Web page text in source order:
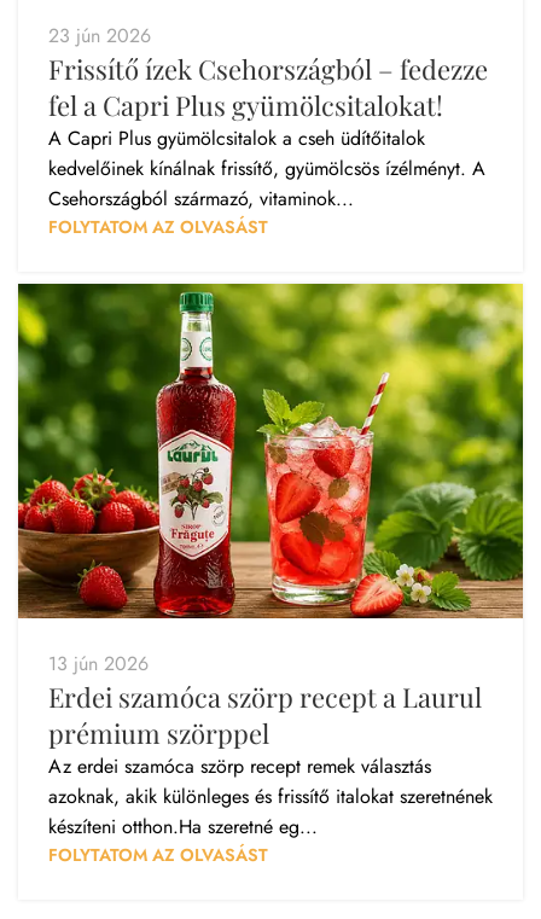
23 jún 2026
Frissítő ízek Csehországból – fedezze
fel a Capri Plus gyümölcsitalokat!
A Capri Plus gyümölcsitalok a cseh üdítőitalok
kedvelőinek kínálnak frissítő, gyümölcsös ízélményt. A
Csehországból származó, vitaminok...
FOLYTATOM AZ OLVASÁST
13 jún 2026
Erdei szamóca szörp recept a Laurul
prémium szörppel
Az erdei szamóca szörp recept remek választás
azoknak, akik különleges és frissítő italokat szeretnének
készíteni otthon.Ha szeretné eg...
FOLYTATOM AZ OLVASÁST